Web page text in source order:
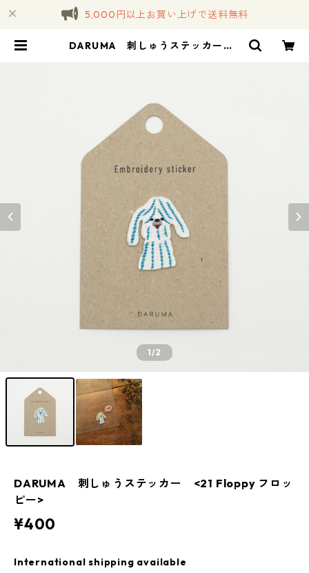
5,000円以上お買い上げで送料無料
DARUMA 刺しゅうステッカー <
1/2
DARUMA 刺しゅうステッカー <21 Floppy フロッ
ピー>
¥400
International shipping available